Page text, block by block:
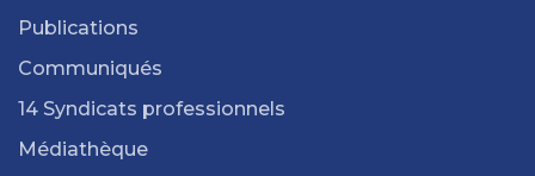
Publications
Communiqués
14 Syndicats professionnels
Médiathèque